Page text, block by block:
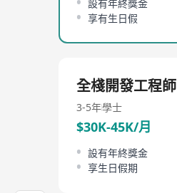
設有年終獎金
享有生日假
全棧開發工程師
3-5年學士
$30K-45K/月
設有年終獎金
享生日假期